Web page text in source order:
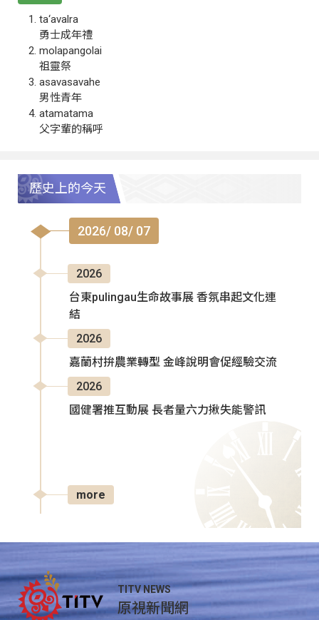
ta‘avalra
勇士成年禮
molapangolai
祖靈祭
asavasavahe
男性青年
atamatama
父字輩的稱呼
歷史上的今天
2026/ 08/ 07
2026
台東pulingau生命故事展 香氛串起文化連
結
2026
嘉蘭村拚農業轉型 金峰說明會促經驗交流
2026
國健署推互動展 長者量六力揪失能警訊
more
TITV NEWS
原視新聞網